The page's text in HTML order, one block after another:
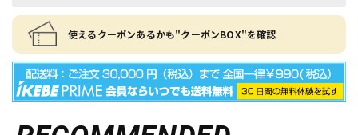
使えるクーポンあるかも"クーポンBOX"を確認